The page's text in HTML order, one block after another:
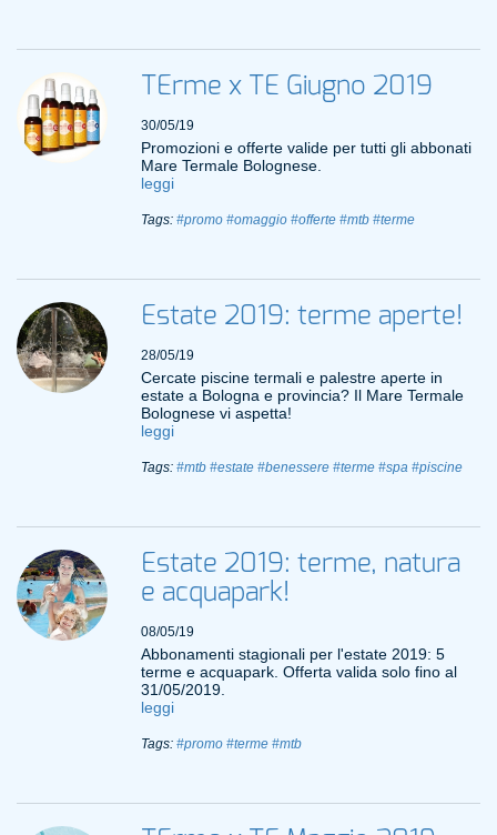
TErme x TE Giugno 2019
30/05/19
Promozioni e offerte valide per tutti gli abbonati
Mare Termale Bolognese.
leggi
Tags: #promo #omaggio #offerte #mtb #terme
Estate 2019: terme aperte!
28/05/19
Cercate piscine termali e palestre aperte in
estate a Bologna e provincia? Il Mare Termale
Bolognese vi aspetta!
leggi
Tags: #mtb #estate #benessere #terme #spa #piscine
Estate 2019: terme, natura
e acquapark!
08/05/19
Abbonamenti stagionali per l'estate 2019: 5
terme e acquapark. Offerta valida solo fino al
31/05/2019.
leggi
Tags: #promo #terme #mtb